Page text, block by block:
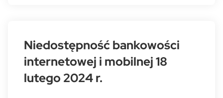
Niedostępność bankowości
internetowej i mobilnej 18
lutego 2024 r.